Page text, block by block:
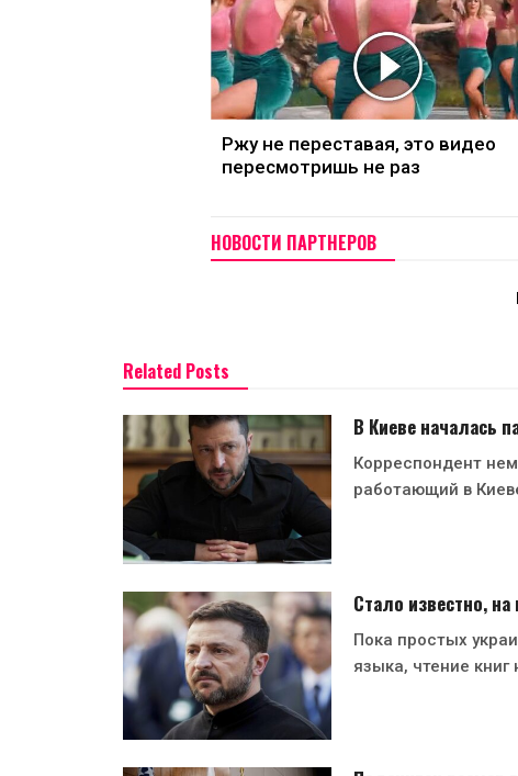
Ржу не переставая, это видео
пересмотришь не раз
НОВОСТИ ПАРТНЕРОВ
Related Posts
В Киеве началась
Корреспондент
работающий в
Стало известно,
Пока простых
языка, чтение книг